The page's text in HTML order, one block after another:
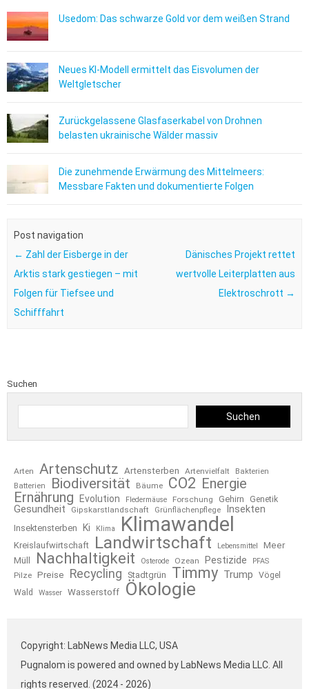
Usedom: Das schwarze Gold vor dem weißen Strand
Neues KI-Modell ermittelt das Eisvolumen der
Weltgletscher
Zurückgelassene Glasfaserkabel von Drohnen
belasten ukrainische Wälder massiv
Die zunehmende Erwärmung des Mittelmeers:
Messbare Fakten und dokumentierte Folgen
Post navigation
← Zahl der Eisberge in der
Arktis stark gestiegen – mit
Folgen für Tiefsee und
Schifffahrt
Dänisches Projekt rettet
wertvolle Leiterplatten aus
Elektroschrott →
Suchen
Suchen
Arten Artenschutz Artensterben Artenvielfalt
Bakterien
Batterien
Biodiversität Bäume CO2 Energie
Ernährung Evolution Fledermäuse Forschung Gehirn Genetik
Gesundheit Gipskarstlandschaft Grünflächenpflege Insekten
Insektensterben Ki Klima Klimawandel
Kreislaufwirtschaft Landwirtschaft Lebensmittel
Meer
Müll
Nachhaltigkeit Osterode Ozean Pestizide PFAS
Pilze Preise Recycling Stadtgrün Timmy Trump
Vögel
Wald
Wasser Wasserstoff Ökologie
Copyright: LabNews Media LLC, USA
Pugnalom is powered and owned by LabNews Media LLC. All
rights reserved. (2024 - 2026)